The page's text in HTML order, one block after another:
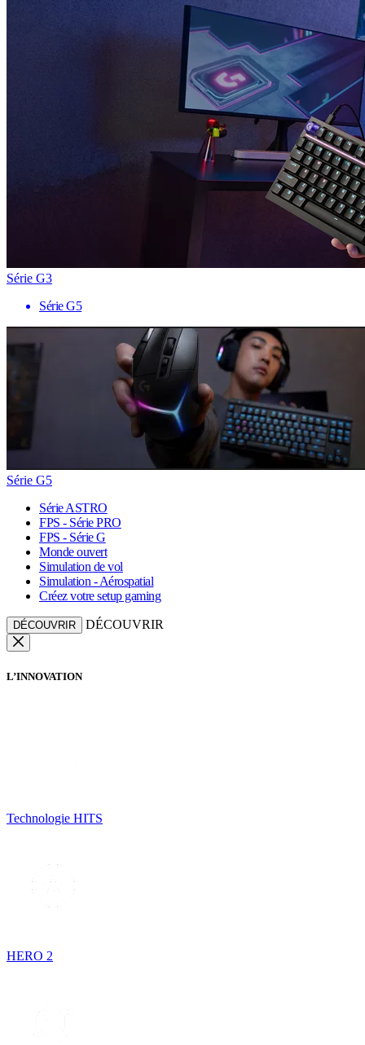
Série G3
Série G5
Série G5
Série ASTRO
FPS - Série PRO
FPS - Série G
Monde ouvert
Simulation de vol
Simulation - Aérospatial
Créez votre setup gaming
DÉCOUVRIR DÉCOUVRIR
L’INNOVATION
Technologie HITS
HERO 2